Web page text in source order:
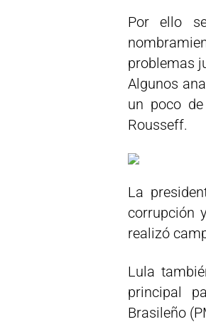
Por ello
problemas
Algunos
un poco
Rousseff.
La
corrupción
realizó
Lula
principal
Brasileño